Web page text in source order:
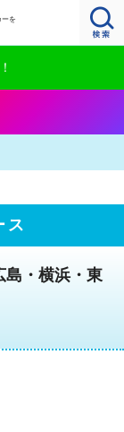
ーを
ス
島・横浜・東